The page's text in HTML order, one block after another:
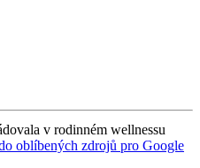
v rodinném wellnessu
oblíbených zdrojů pro Google